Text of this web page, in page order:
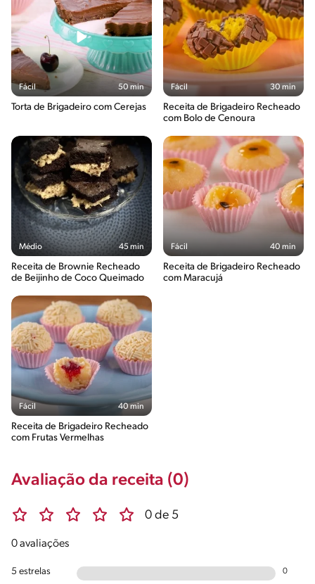
Fácil 50 min
Torta de Brigadeiro com Cerejas
Fácil 30 min
Receita de Brigadeiro Recheado
com Bolo de Cenoura
Médio 45 min
Receita de Brownie Recheado
de Beijinho de Coco Queimado
Fácil 40 min
Receita de Brigadeiro Recheado
com Maracujá
Fácil 40 min
Receita de Brigadeiro Recheado
com Frutas Vermelhas
Avaliação da receita (0)
0 de 5
0 avaliações
5 estrelas 0